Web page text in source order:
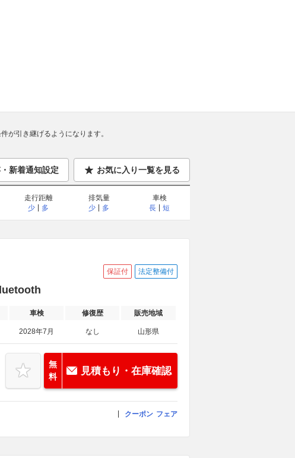
が引き継げるようになります。
新着通知設定 お気に入り一覧を見る
走行距離
少
多
排気量
少
多
車検
長
短
保証付 法定整備付
車検 修復歴 販売地域
2028年7月 なし 山形県
無
料
見積もり・在庫確認
クーポン フェア